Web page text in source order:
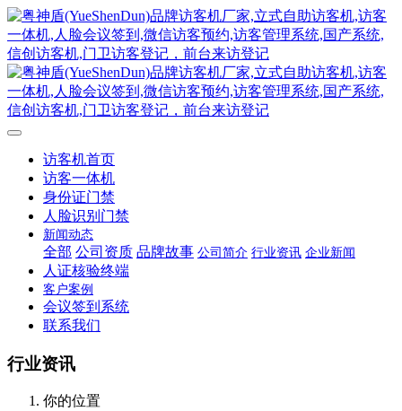
访客机首页
访客一体机
身份证门禁
人脸识别门禁
新闻动态
全部 公司资质 品牌故事 公司简介 行业资讯 企业新闻
人证核验终端
客户案例
会议签到系统
联系我们
行业资讯
你的位置